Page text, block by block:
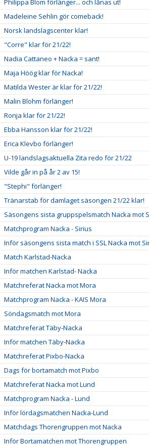
Philippa Blom förlänger... och lånas ut!
Madeleine Sehlin gör comeback!
Norsk landslagscenter klar!
"Corre" klar för 21/22!
Nadia Cattaneo + Nacka = sant!
Maja Höög klar för Nacka!
Matilda Wester är klar för 21/22!
Malin Blohm förlänger!
Ronja klar för 21/22!
Ebba Hansson klar för 21/22!
Erica Klevbo förlänger!
U-19 landslagsaktuella Zita redo för 21/22
Vilde går in på år 2 av 15!
"Stephi" förlänger!
Tränarstab för damlaget säsongen 21/22 klar!
Säsongens sista gruppspelsmatch Nacka mot
Matchprogram Nacka - Sirius
Inför säsongens sista match i SSL Nacka mot
Match Karlstad-Nacka
Inför matchen Karlstad- Nacka
Matchreferat Nacka mot Mora
Matchprogram Nacka - KAIS Mora
Söndagsmatch mot Mora
Matchreferat Täby-Nacka
Inför matchen Täby-Nacka
Matchreferat Pixbo-Nacka
Dags för bortamatch mot Pixbo
Matchreferat Nacka mot Lund
Matchprogram Nacka - Lund
Inför lördagsmatchen Nacka-Lund
Matchdags Thorengruppen mot Nacka
Inför Bortamatchen mot Thorengruppen